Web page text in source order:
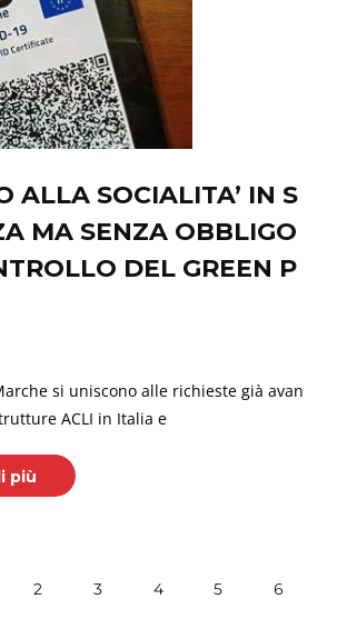
ALLA SOCIALITA’ IN S
MA SENZA OBBLIGO
DEL GREEN P
si uniscono alle richieste già avan
ACLI in Italia e
più
2 3 4 5 6